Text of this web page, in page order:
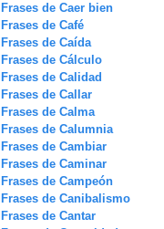
Frases de Caer bien
Frases de Café
Frases de Caída
Frases de Cálculo
Frases de Calidad
Frases de Callar
Frases de Calma
Frases de Calumnia
Frases de Cambiar
Frases de Caminar
Frases de Campeón
Frases de Canibalismo
Frases de Cantar